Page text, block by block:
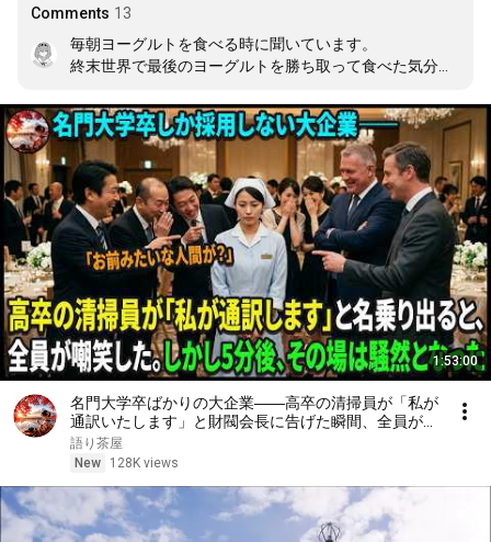
Comments 13
毎朝ヨーグルトを食べる時に聞いています。
終末世界で最後のヨーグルトを勝ち取って食べた気分に
1:53:00
名門大学卒ばかりの大企業――高卒の清掃員が「私が
通訳いたします」と財閥会長に告げた瞬間、全員が嘲
笑した。しかし5分後、その場は静まり返った。#動
エピソード#老後の物語 #家族の物語
語り茶屋
New
128K views